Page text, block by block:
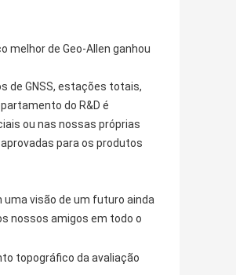
de Geo-Allen ganhou
de GNSS, estações totais,
do R&D é
ou nas nossas próprias
para os produtos
uma visão de um futuro ainda
nossos amigos em todo o
topográfico da avaliação